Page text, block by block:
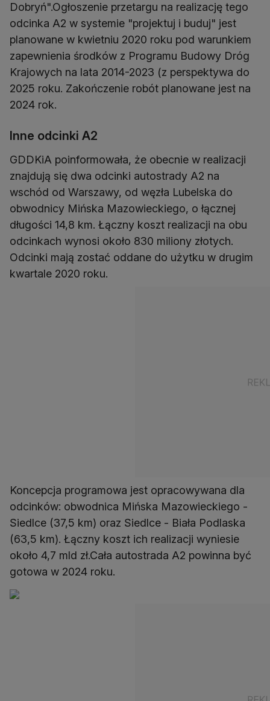
Dobryń".Ogłoszenie przetargu na realizację tego
odcinka A2 w systemie "projektuj i buduj" jest
planowane w kwietniu 2020 roku pod warunkiem
zapewnienia środków z Programu Budowy Dróg
Krajowych na lata 2014-2023 (z perspektywa do
2025 roku. Zakończenie robót planowane jest na
2024 rok.
Inne odcinki A2
GDDKiA poinformowała, że obecnie w realizacji
znajdują się dwa odcinki autostrady A2 na
wschód od Warszawy, od węzła Lubelska do
obwodnicy Mińska Mazowieckiego, o łącznej
długości 14,8 km. Łączny koszt realizacji na obu
odcinkach wynosi około 830 miliony złotych.
Odcinki mają zostać oddane do użytku w drugim
kwartale 2020 roku.
Koncepcja programowa jest opracowywana dla
odcinków: obwodnica Mińska Mazowieckiego -
Siedlce (37,5 km) oraz Siedlce - Biała Podlaska
(63,5 km). Łączny koszt ich realizacji wyniesie
około 4,7 mld zł.Cała autostrada A2 powinna być
gotowa w 2024 roku.